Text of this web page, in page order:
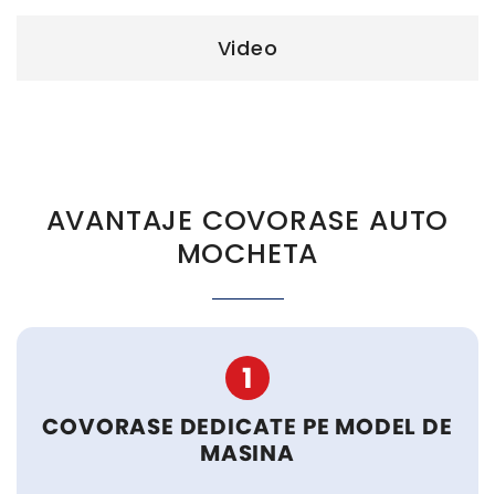
Video
AVANTAJE COVORASE AUTO
MOCHETA
1
COVORASE DEDICATE PE MODEL DE
MASINA